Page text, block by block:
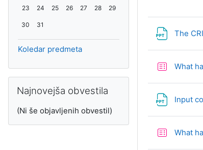
The
What
Input
What
Ni dogodkov, nedelja, 23. avgust
23 Ni dogodkov, ponedeljek, 24. avgust
24 Ni dogodkov, torek, 25. avgust
25 Ni dogodkov, sreda, 26. avgust
26 Ni dogodkov, četrtek, 27. avgust
27 Ni dogodkov, petek, 28. avgust
28 Ni dogodkov, sobota, 29. avgust
29
Ni dogodkov, nedelja, 30. avgust
30 Ni dogodkov, ponedeljek, 31. avgust
31
Koledar predmeta
Najnovejša obvestila
(Ni še objavljenih obvestil)